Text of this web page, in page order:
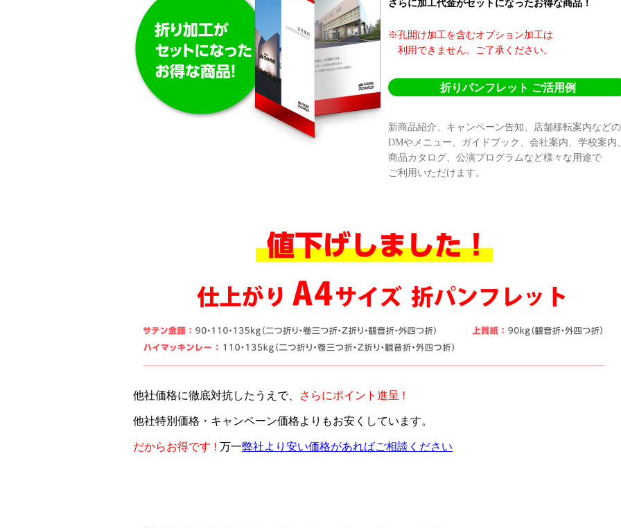
さらに加工代金がセットになったお得な商品！
※孔開け加工を含むオプション加工は
利用できません。ご了承ください。
折りパンフレット ご活用例
新商品紹介、キャンペーン告知、店舗移転案内などの
DMやメニュー、ガイドブック、会社案内、学校案内
商品カタログ、公演プログラムなど様々な用途で
ご利用いただけます。
他社価格に徹底対抗したうえで、 さらにポイント進呈 !
他社特別価格・キャンペーン価格よりもお安くしています。
だからお得です ! 万一弊社より安い価格があればご相談ください